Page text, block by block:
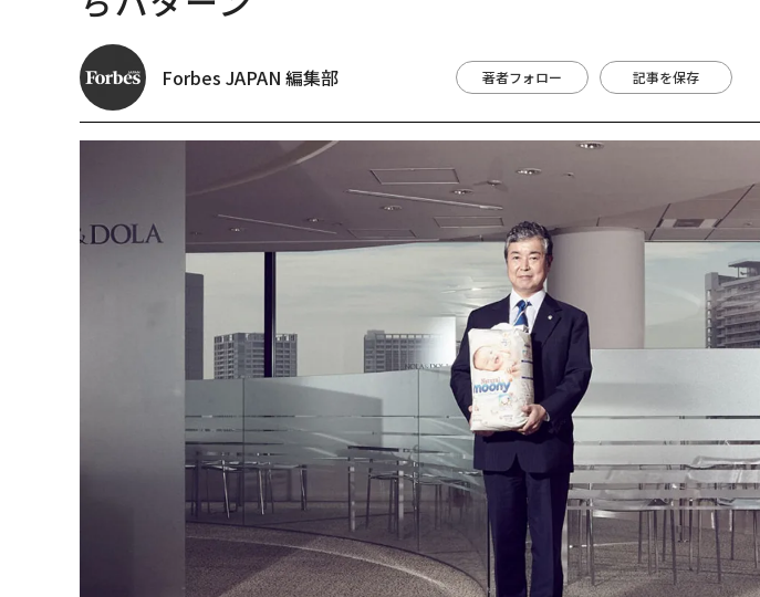
Forbes JAPAN 編集部 著者フォロー 記事を保存